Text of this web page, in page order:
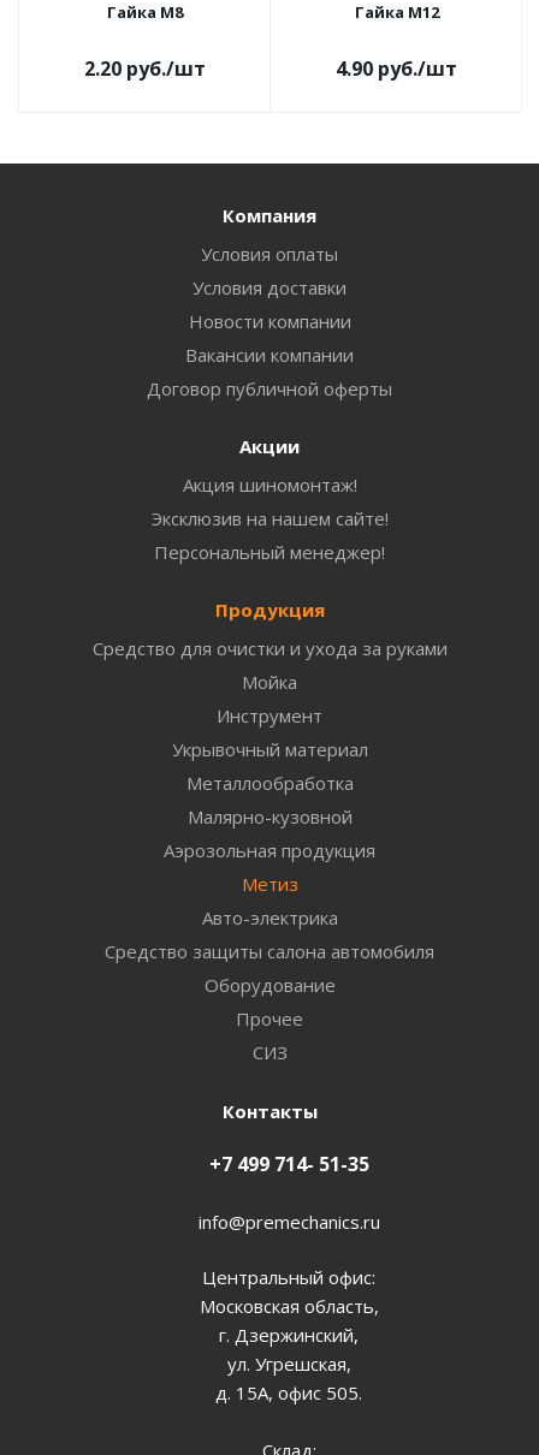
Гайка M8
2.20 руб./шт
Гайка M12
4.90 руб./шт
Компания
Условия оплаты
Условия доставки
Новости компании
Вакансии компании
Договор публичной оферты
Акции
Акция шиномонтаж!
Эксклюзив на нашем сайте!
Персональный менеджер!
Продукция
Средство для очистки и ухода за руками
Мойка
Инструмент
Укрывочный материал
Металлообработка
Малярно-кузовной
Аэрозольная продукция
Метиз
Авто-электрика
Средство защиты салона автомобиля
Оборудование
Прочее
СИЗ
Контакты
+7 499 714- 51-35
info@premechanics.ru
Центральный офис:
Московская область,
г. Дзержинский,
ул. Угрешская,
д. 15А, офис 505.
Склад: